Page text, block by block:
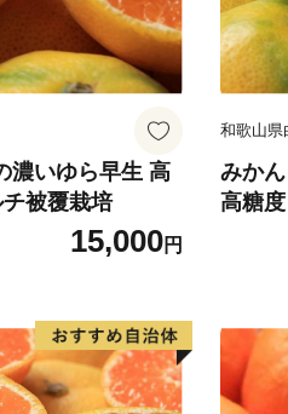
濃いゆら早生 高
被覆栽培
15,000円
和歌山県
みか
高糖